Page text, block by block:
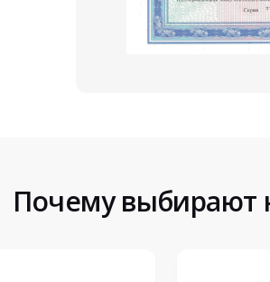
Почему выбирают